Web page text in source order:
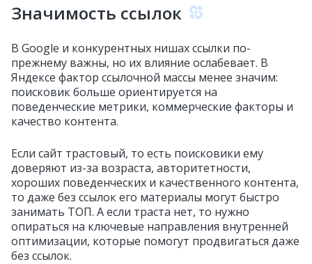
Значимость ссылок
В Google и конкурентных нишах ссылки по-
прежнему важны, но их влияние ослабевает. В
Яндексе фактор ссылочной массы менее значим:
поисковик больше ориентируется на
поведенческие метрики, коммерческие факторы и
качество контента.
Если сайт трастовый, то есть поисковики ему
доверяют из-за возраста, авторитетности,
хороших поведенческих и качественного контента,
то даже без ссылок его материалы могут быстро
занимать ТОП. А если траста нет, то нужно
опираться на ключевые направления внутренней
оптимизации, которые помогут продвигаться даже
без ссылок.